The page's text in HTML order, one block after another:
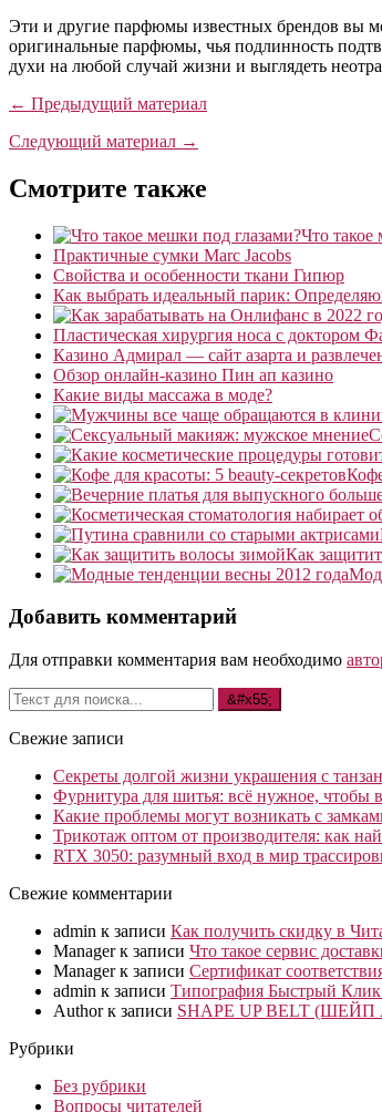
Эти и другие парфюмы известных брендов вы
оригинальные парфюмы, чья подлинность
духи на любой случай жизни и выглядеть
← Предыдущий материал
Следующий материал →
Смотрите также
Что такое
Практичные сумки Marc Jacobs
Свойства и особенности ткани Гипюр
Как выбрать идеальный парик:
Пластическая хирургия носа с доктором
Казино Адмирал — сайт азарта и
Обзор онлайн-казино Пин ап казино
Какие виды массажа в моде?
Как
Добавить комментарий
Для отправки комментария вам необходимо
Свежие записи
Секреты долгой жизни украшения с
Фурнитура для шитья: всё нужное, чтобы
Какие проблемы могут возникать с
Трикотаж оптом от производителя: как
RTX 3050: разумный вход в мир
Свежие комментарии
admin к записи Как получить скидку в
Managerк записи Что такое сервис
Managerк записи Сертификат
admin к записи Типография Быстрый
Authorк записи SHAPE UP BELT
Рубрики
Без рубрики
Вопросы читателей